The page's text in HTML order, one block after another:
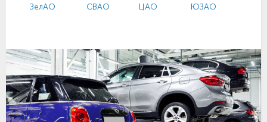
ЗелАО
СВАО
ЦАО
ЮЗАО